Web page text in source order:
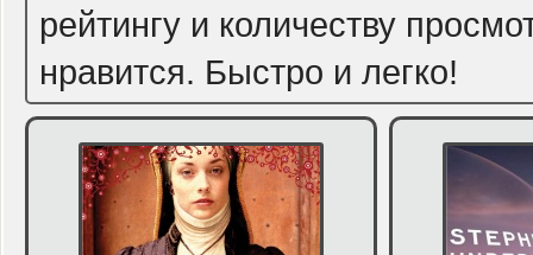
рейтингу и количеству
нравится. Быстро и легко!